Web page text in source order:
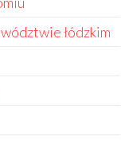
łódzkim